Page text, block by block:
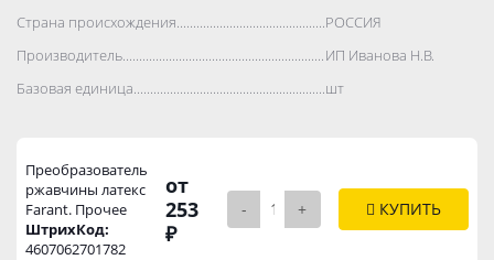
Страна происхождения..................................................................................
РОССИЯ
Производитель..................................................................................
ИП Иванова Н.В.
Базовая единица..................................................................................
шт
Преобразователь
ржавчины латекс
Fаrant. Прочее
ШтрихКод:
4607062701782
от
253
₽
- + КУПИТЬ